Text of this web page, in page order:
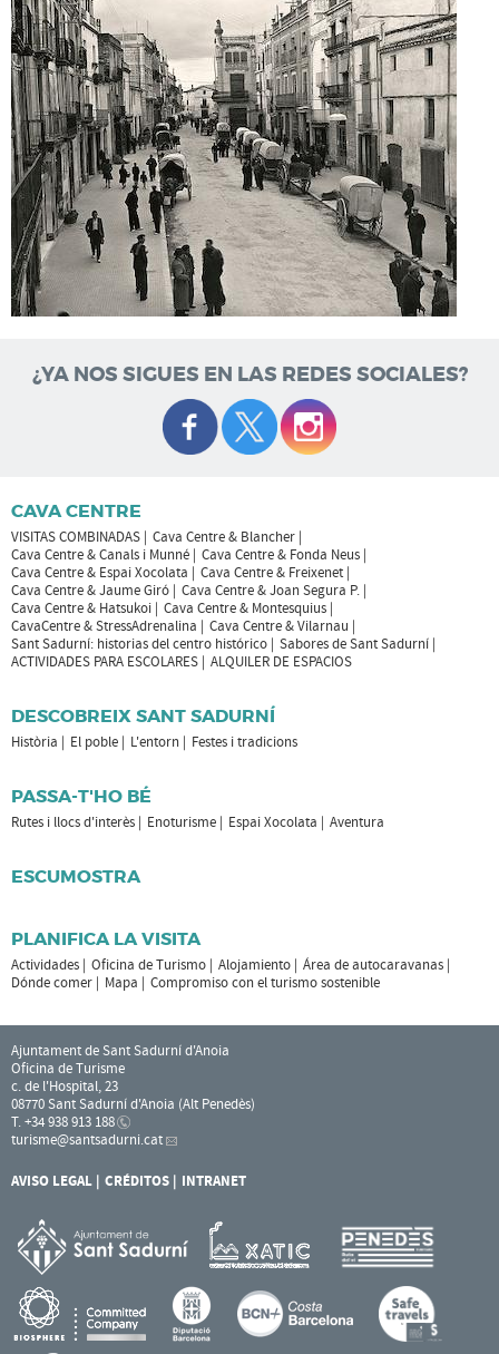
¿YA NOS SIGUES EN LAS REDES SOCIALES?
CAVA CENTRE
VISITAS COMBINADAS
Cava Centre & Blancher
Cava Centre & Canals i Munné
Cava Centre & Fonda Neus
Cava Centre & Espai Xocolata
Cava Centre & Freixenet
Cava Centre & Jaume Giró
Cava Centre & Joan Segura P.
Cava Centre & Hatsukoi
Cava Centre & Montesquius
CavaCentre & StressAdrenalina
Cava Centre & Vilarnau
Sant Sadurní: historias del centro histórico
Sabores de Sant Sadurní
ACTIVIDADES PARA ESCOLARES
ALQUILER DE ESPACIOS
DESCOBREIX SANT SADURNÍ
Història El poble L'entorn Festes i tradicions
PASSA-T'HO BÉ
Rutes i llocs d'interès Enoturisme Espai Xocolata Aventura
ESCUMOSTRA
PLANIFICA LA VISITA
Actividades Oficina de Turismo Alojamiento
Área de autocaravanas
Dónde comer
Mapa Compromiso con el turismo sostenible
Ajuntament de Sant Sadurní d'Anoia
Oficina de Turisme
c. de l'Hospital, 23
08770 Sant Sadurní d'Anoia (Alt Penedès)
T. +34 938 913 188
turisme@santsadurni.cat
AVISO LEGAL CRÉDITOS INTRANET